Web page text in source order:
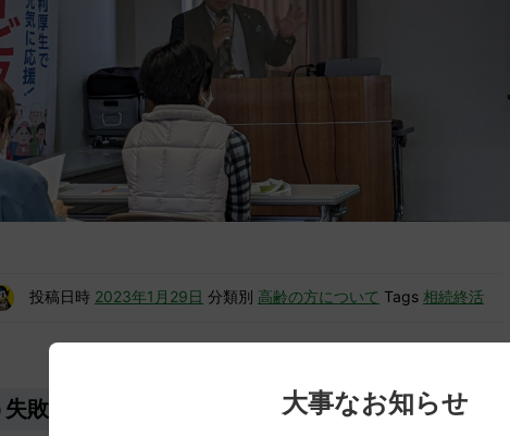
投稿日時 2023年1月29日 分類別 高齢の方について Tags 相続終活
失敗しない遺言・相続対策セミナー大事なお知らせ